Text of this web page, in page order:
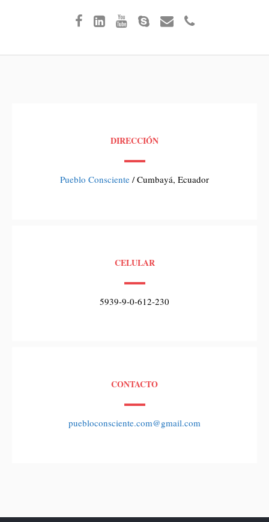
DIRECCIÓN
Pueblo Consciente / Cumbayá, Ecuador
CELULAR
5939-9-0-612-230
CONTACTO
puebloconsciente.com@gmail.com